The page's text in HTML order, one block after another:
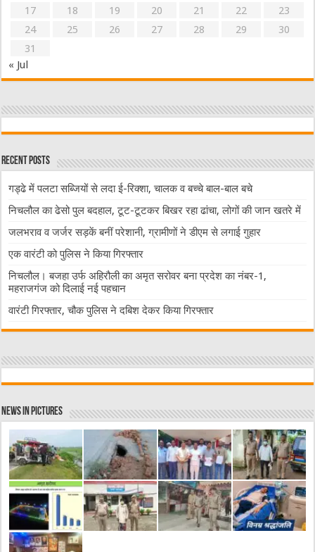
17
18 19 20 21 22
23
24
25 26 27 28 29
30
31
« Jul
Recent Posts
गड्ढे में पलटा सब्जियों से लदा ई-रिक्शा, चालक व बच्चे बाल-बाल बचे
निचलौल का ढेसो पुल बदहाल, टूट-टूटकर बिखर रहा ढांचा, लोगों की जान खतरे में
जलभराव व जर्जर सड़कें बनीं परेशानी, ग्रामीणों ने डीएम से लगाई गुहार
एक वारंटी को पुलिस ने किया गिरफ्तार
निचलौल। बजहा उर्फ अहिरौली का अमृत सरोवर बना प्रदेश का नंबर-1,
महराजगंज को दिलाई नई पहचान
वारंटी गिरफ्तार, चौक पुलिस ने दबिश देकर किया गिरफ्तार
News in Pictures